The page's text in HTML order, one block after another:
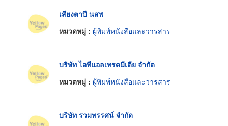
เสียงตาปี นสพ
หมวดหมู่ : ผู้พิมพ์หนังสือและวารสาร
บริษัท ไอทีแอลเทรดมีเดีย จำกัด
หมวดหมู่ : ผู้พิมพ์หนังสือและวารสาร
บริษัท รวมทรรศน์ จำกัด